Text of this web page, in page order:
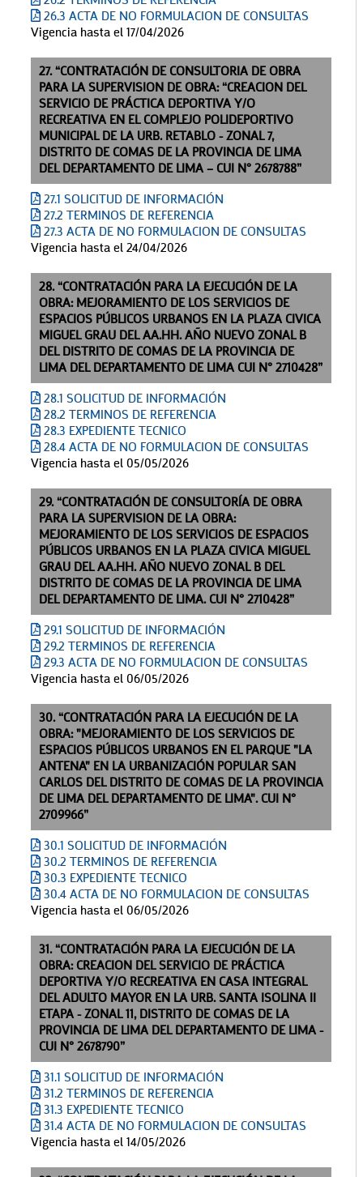
26.3 ACTA DE NO FORMULACION DE CONSULTAS
Vigencia hasta el 17/04/2026
27. “CONTRATACIÓN DE CONSULTORIA DE OBRA
PARA LA SUPERVISION DE OBRA: “CREACION DEL
SERVICIO DE PRÁCTICA DEPORTIVA Y/O
RECREATIVA EN EL COMPLEJO POLIDEPORTIVO
MUNICIPAL DE LA URB. RETABLO - ZONAL 7,
DISTRITO DE COMAS DE LA PROVINCIA DE LIMA
DEL DEPARTAMENTO DE LIMA – CUI N° 2678788”
27.1 SOLICITUD DE INFORMACIÓN
27.2 TERMINOS DE REFERENCIA
27.3 ACTA DE NO FORMULACION DE CONSULTAS
Vigencia hasta el 24/04/2026
28. “CONTRATACIÓN PARA LA EJECUCIÓN DE LA
OBRA: MEJORAMIENTO DE LOS SERVICIOS DE
ESPACIOS PÚBLICOS URBANOS EN LA PLAZA CIVICA
MIGUEL GRAU DEL AA.HH. AÑO NUEVO ZONAL B
DEL DISTRITO DE COMAS DE LA PROVINCIA DE
LIMA DEL DEPARTAMENTO DE LIMA CUI N° 2710428”
28.1 SOLICITUD DE INFORMACIÓN
28.2 TERMINOS DE REFERENCIA
28.3 EXPEDIENTE TECNICO
28.4 ACTA DE NO FORMULACION DE CONSULTAS
Vigencia hasta el 05/05/2026
29. “CONTRATACIÓN DE CONSULTORÍA DE OBRA
PARA LA SUPERVISION DE LA OBRA:
MEJORAMIENTO DE LOS SERVICIOS DE ESPACIOS
PÚBLICOS URBANOS EN LA PLAZA CIVICA MIGUEL
GRAU DEL AA.HH. AÑO NUEVO ZONAL B DEL
DISTRITO DE COMAS DE LA PROVINCIA DE LIMA
DEL DEPARTAMENTO DE LIMA. CUI N° 2710428”
29.1 SOLICITUD DE INFORMACIÓN
29.2 TERMINOS DE REFERENCIA
29.3 ACTA DE NO FORMULACION DE CONSULTAS
Vigencia hasta el 06/05/2026
30. “CONTRATACIÓN PARA LA EJECUCIÓN DE LA
OBRA: "MEJORAMIENTO DE LOS SERVICIOS DE
ESPACIOS PÚBLICOS URBANOS EN EL PARQUE "LA
ANTENA" EN LA URBANIZACIÓN POPULAR SAN
CARLOS DEL DISTRITO DE COMAS DE LA PROVINCIA
DE LIMA DEL DEPARTAMENTO DE LIMA". CUI N°
2709966”
30.1 SOLICITUD DE INFORMACIÓN
30.2 TERMINOS DE REFERENCIA
30.3 EXPEDIENTE TECNICO
30.4 ACTA DE NO FORMULACION DE CONSULTAS
Vigencia hasta el 06/05/2026
31. “CONTRATACIÓN PARA LA EJECUCIÓN DE LA
OBRA: CREACION DEL SERVICIO DE PRÁCTICA
DEPORTIVA Y/O RECREATIVA EN CASA INTEGRAL
DEL ADULTO MAYOR EN LA URB. SANTA ISOLINA II
ETAPA - ZONAL 11, DISTRITO DE COMAS DE LA
PROVINCIA DE LIMA DEL DEPARTAMENTO DE LIMA -
CUI N° 2678790”
31.1 SOLICITUD DE INFORMACIÓN
31.2 TERMINOS DE REFERENCIA
31.3 EXPEDIENTE TECNICO
31.4 ACTA DE NO FORMULACION DE CONSULTAS
Vigencia hasta el 14/05/2026